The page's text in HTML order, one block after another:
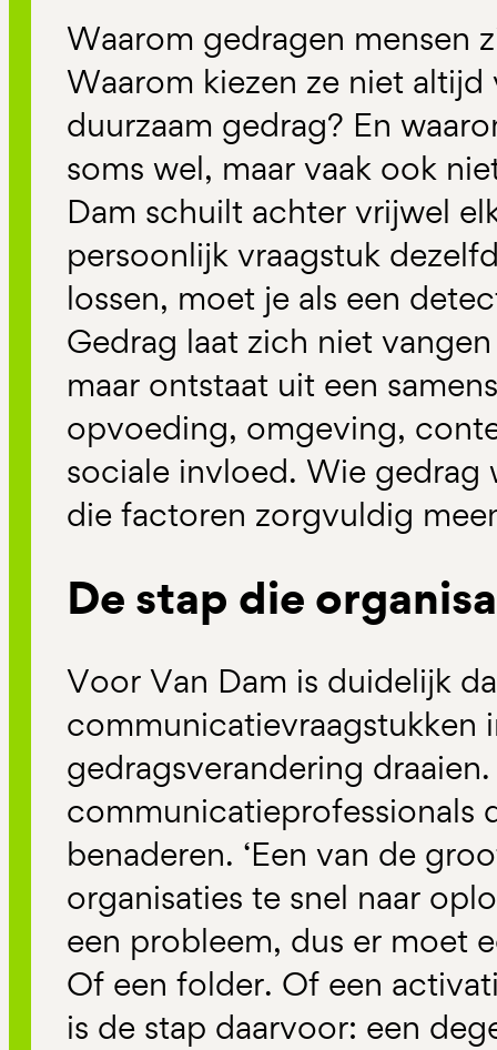
Waarom gedragen mensen
Waarom kiezen ze niet
duurzaam gedrag? En
soms wel, maar vaak ook
Dam schuilt achter vrijwel
persoonlijk vraagstuk
lossen, moet je als een
Gedrag laat zich niet
maar ontstaat uit een
opvoeding, omgeving,
sociale invloed. Wie gedrag
die factoren zorgvuldig
De stap die
Voor Van Dam is duidelijk
communicatievraagstukken
gedragsverandering
communicatieprofessionals
benaderen. ‘Een van de
organisaties te snel naar
een probleem, dus er moet
Of een folder. Of een
is de stap daarvoor: een